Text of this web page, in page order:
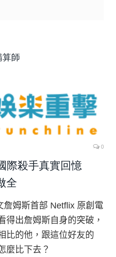
算師
0
際殺手真實回憶
全
詹姆斯首部 Netflix 原創電
得出詹姆斯自身的突破，
比的他，跟這位好友的
麼比下去？